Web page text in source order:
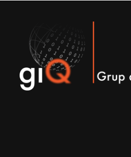
Contacte
informació
legal